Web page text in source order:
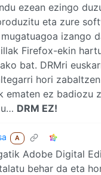
ezean ezingo
eta zure
izango
Firefox-ekin
bat. DRMri
hori
ematen ez badiozu
DRM EZ!
A
Adobe Digital
behar da eta